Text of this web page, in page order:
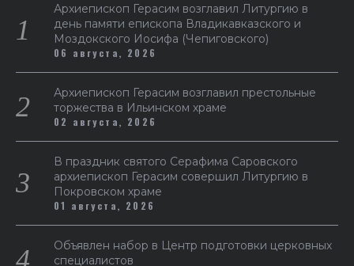
Архиепископ Герасим возглавил Литургию в
день памяти епископа Владикавказского и
Моздокского Иосифа (Чепиговского)
06 августа, 2026
Архиепископ Герасим возглавил престольные
торжества в Ильинском храме
02 августа, 2026
В праздник святого Серафима Саровского
архиепископ Герасим совершил Литургию в
Покровском храме
01 августа, 2026
Объявлен набор в Центр подготовки церковных
специалистов